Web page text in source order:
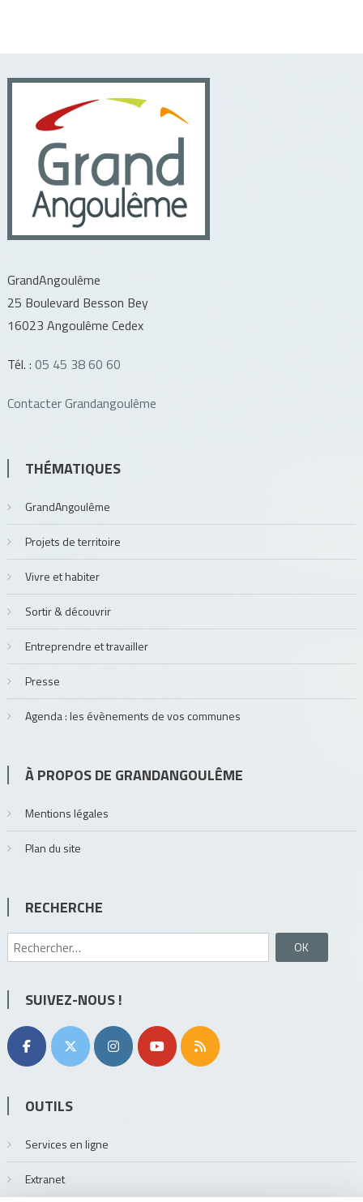
GrandAngoulême
25 Boulevard Besson Bey
16023 Angoulême Cedex
Tél. : 05 45 38 60 60
Contacter Grandangoulême
THÉMATIQUES
GrandAngoulême
Projets de territoire
Vivre et habiter
Sortir & découvrir
Entreprendre et travailler
Presse
Agenda : les évènements de vos communes
À PROPOS DE GRANDANGOULÊME
Mentions légales
Plan du site
RECHERCHE
Rechercher :
SUIVEZ-NOUS !
OUTILS
Services en ligne
Extranet